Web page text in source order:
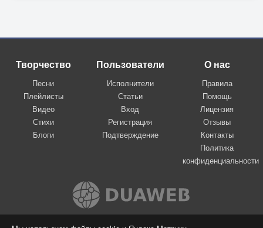
Творчество
Песни
Плейлисты
Видео
Стихи
Блоги
Пользователи
Исполнители
Статьи
Вход
Регистрация
Подтверждение
О нас
Правила
Помощь
Лицензия
Отзывы
Контакты
Политика
конфиденциальности